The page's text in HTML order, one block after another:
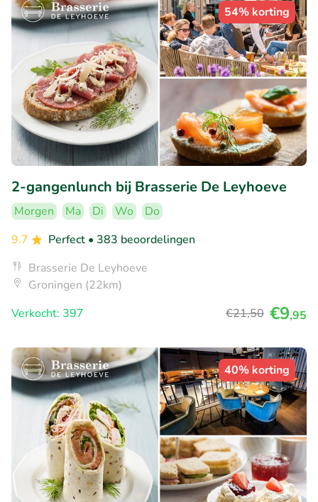
54% korting
2-gangenlunch bij Brasserie De Leyhoeve
Morgen Ma Di Wo
Do
9.7
Perfect • 383 beoordelingen
Brasserie De Leyhoeve
Groningen (22km)
Verkocht: 397
€21,50 €9,95
40% korting